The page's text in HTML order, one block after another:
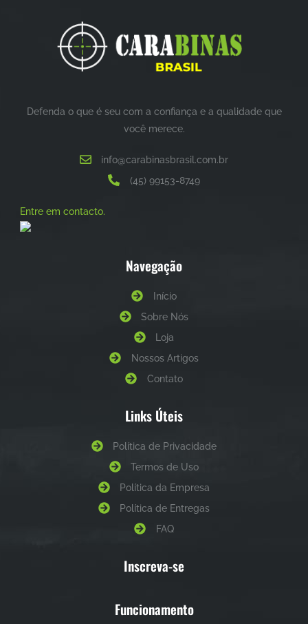
Defenda o que é seu com a confiança e a qualidade que
você merece.
info@carabinasbrasil.com.br
(45) 99153-8749
Entre em contacto.
Navegação
Início
Sobre Nós
Loja
Nossos Artigos
Contato
Links Úteis
Política de Privacidade
Termos de Uso
Política da Empresa
Política de Entregas
FAQ
Inscreva-se
Funcionamento